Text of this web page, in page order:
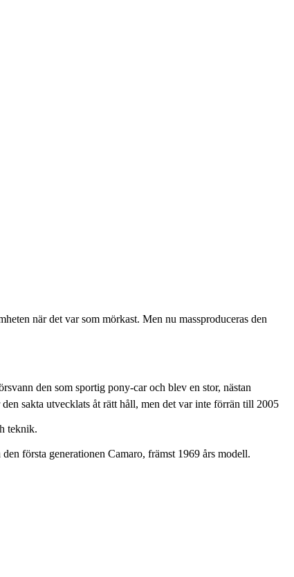
när det var som mörkast. Men nu massproduceras den
den som sportig pony-car och blev en stor, nästan
sakta utvecklats åt rätt håll, men det var inte förrän till 2005
teknik.
första generationen Camaro, främst 1969 års modell.